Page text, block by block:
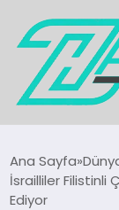
GÜNDEM
Ana Sayfa
İsrailliler Filistinli
Ediyor